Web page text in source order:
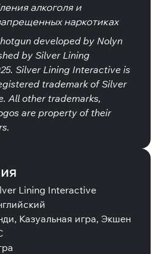
алкоголя и
наркотиках
developed by Nolyn
by Silver Lining
Silver Lining Interactive is
trademark of Silver
All other trademarks,
are property of their
Lining Interactive
Казуальная игра, Экшен